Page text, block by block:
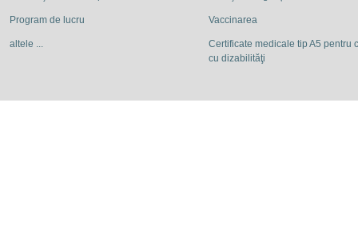
Program de lucru
altele ...
Vaccinarea
Certificate medicale tip A5 pentru
cu dizabilităţi